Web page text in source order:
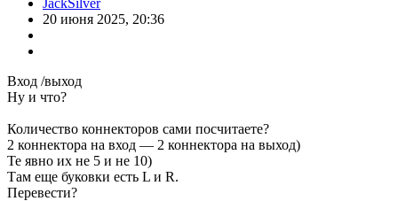
20 июня 2025, 20:36
Вход /выход
Ну и что?
Количество коннекторов сами посчитаете?
2 коннектора на вход — 2 коннектора на выход)
Те явно их не 5 и не 10)
Там еще буковки есть L и R.
Перевести?